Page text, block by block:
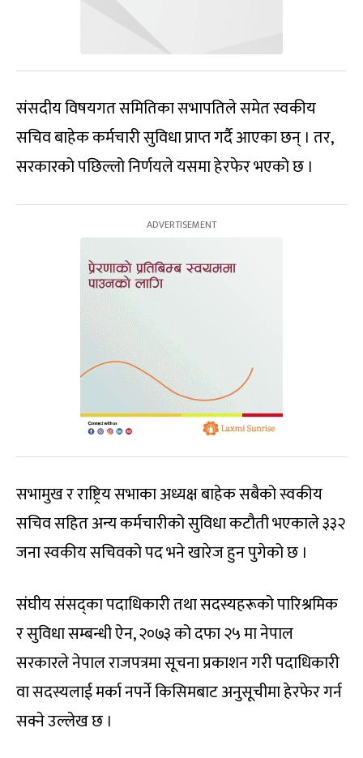
संसदीय विषयगत समितिका सभापतिले समेत स्वकीय
सचिव बाहेक कर्मचारी सुविधा प्राप्त गर्दै आएका छन् । तर,
सरकारको पछिल्लो निर्णयले यसमा हेरफेर भएको छ ।
सभामुख र राष्ट्रिय सभाका अध्यक्ष बाहेक सबैको स्वकीय
सचिव सहित अन्य कर्मचारीको सुविधा कटौती भएकाले ३३२
जना स्वकीय सचिवको पद भने खारेज हुन पुगेको छ ।
संंघीय संसद्‌का पदाधिकारी तथा सदस्यहरूको पारिश्रमिक
र सुविधा सम्बन्धी ऐन, २०७३ को दफा २५ मा नेपाल
सरकारले नेपाल राजपत्रमा सूचना प्रकाशन गरी पदाधिकारी
वा सदस्यलाई मर्का नपर्ने किसिमबाट अनुसूचीमा हेरफेर गर्न
सक्ने उल्लेख छ ।